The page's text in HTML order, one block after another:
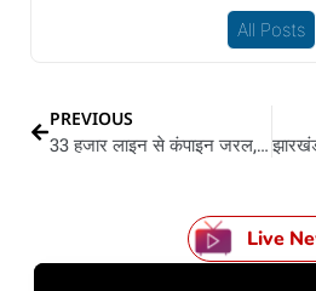
All Posts
PREVIOUS
33 हजार लाइन से कंपाइन जरल, ड्राइवर जरके खाक
Live